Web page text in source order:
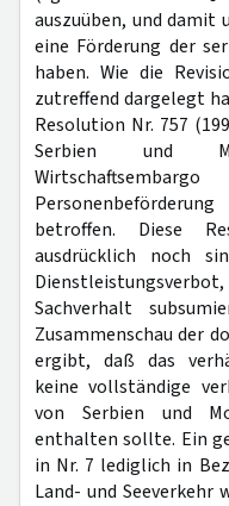
auszuüben, und
eine Förderung der
haben. Wie die
zutreffend dargelegt
Resolution Nr. 757
Serbien und
betroffen. Diese
ausdrücklich noch
Sachverhalt
Zusammenschau der
ergibt, daß das
keine vollständige
von Serbien und
enthalten sollte. Ein
in Nr. 7 lediglich in
Land- und Seeverkehr